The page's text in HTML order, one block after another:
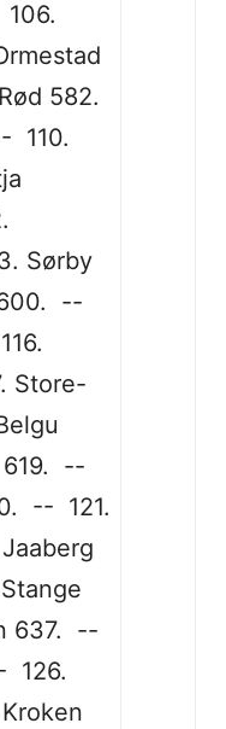
582.
110.
Sørby
--
Store-
619. --
-- 121.
637. --
126.